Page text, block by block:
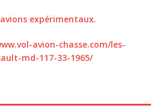
avions expérimentaux.
avion-chasse.com/les-
md-117-33-1965/